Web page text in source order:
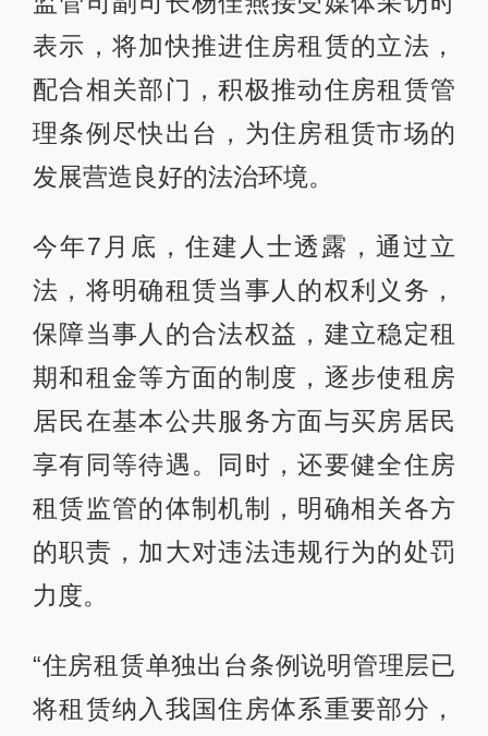
表示，将加快推进住房租赁的立法，
配合相关部门，积极推动住房租赁管
理条例尽快出台，为住房租赁市场的
发展营造良好的法治环境。
今年7月底，住建人士透露，通过立
法，将明确租赁当事人的权利义务，
保障当事人的合法权益，建立稳定租
期和租金等方面的制度，逐步使租房
居民在基本公共服务方面与买房居民
享有同等待遇。同时，还要健全住房
租赁监管的体制机制，明确相关各方
的职责，加大对违法违规行为的处罚
力度。
“住房租赁单独出台条例说明管理层已
将租赁纳入我国住房体系重要部分，